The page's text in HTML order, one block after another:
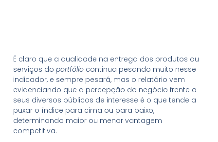
É claro que a qualidade na entrega dos produtos ou
serviços do portfóliocontinua pesando muito nesse
indicador, e sempre pesará, mas o relatório vem
evidenciando que a percepção do negócio frente a
seus diversos públicos de interesse é o que tende a
puxar o índice para cima ou para baixo,
determinando maior ou menor vantagem
competitiva.